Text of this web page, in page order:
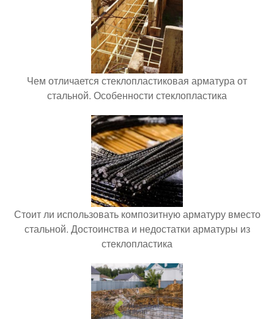
Чем отличается стеклопластиковая арматура от
стальной. Особенности стеклопластика
Стоит ли использовать композитную арматуру вместо
стальной. Достоинства и недостатки арматуры из
стеклопластика